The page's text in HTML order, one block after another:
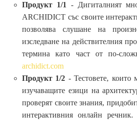
Продукт 1/1 - Дигиталният
ARCHIDICT със своите
позволява слушане на
изследване на действителния
термина като част от по-
archidict.com
Продукт 1/2 - Тестовете, които
изучаващите езици на
проверят своите знания,
интерактивния онлайн